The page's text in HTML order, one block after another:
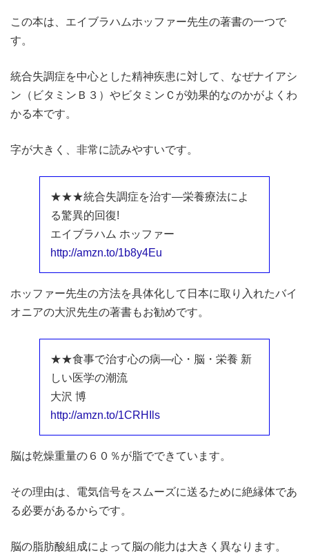
この本は、エイブラハムホッファー先生の著書の一つで
す。
統合失調症を中心とした精神疾患に対して、なぜナイアシ
ン（ビタミンＢ３）やビタミンＣが効果的なのかがよくわ
かる本です。
字が大きく、非常に読みやすいです。
★★★統合失調症を治す―栄養療法によ
る驚異的回復!
エイブラハム ホッファー
http://amzn.to/1b8y4Eu
ホッファー先生の方法を具体化して日本に取り入れたバイ
オニアの大沢先生の著書もお勧めです。
★★食事で治す心の病―心・脳・栄養 新
しい医学の潮流
大沢 博
http://amzn.to/1CRHIls
脳は乾燥重量の６０％が脂でできています。
その理由は、電気信号をスムーズに送るために絶縁体であ
る必要があるからです。
脳の脂肪酸組成によって脳の能力は大きく異なります。